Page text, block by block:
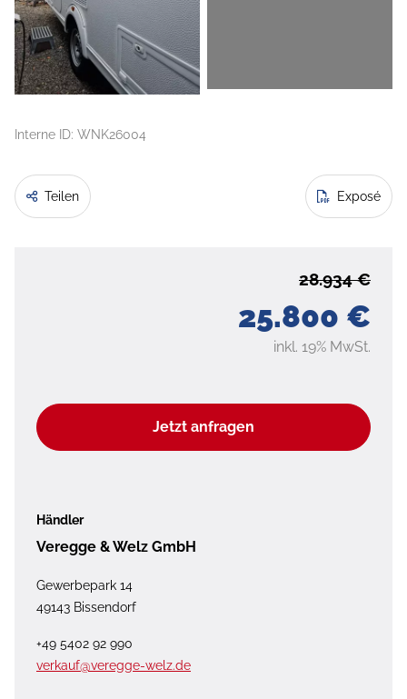
Interne ID: WNK26004
Teilen Exposé
25.800 €
28.934 €
inkl. 19% MwSt.
Jetzt anfragen
Händler
Veregge & Welz GmbH
Gewerbepark 14
49143 Bissendorf
+49 5402 92 990
verkauf@veregge-welz.de